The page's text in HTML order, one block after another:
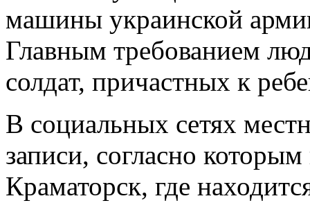
машины украинской
Главным требованием
солдат, причастных к
В социальных сетях
записи, согласно
Краматорск, где